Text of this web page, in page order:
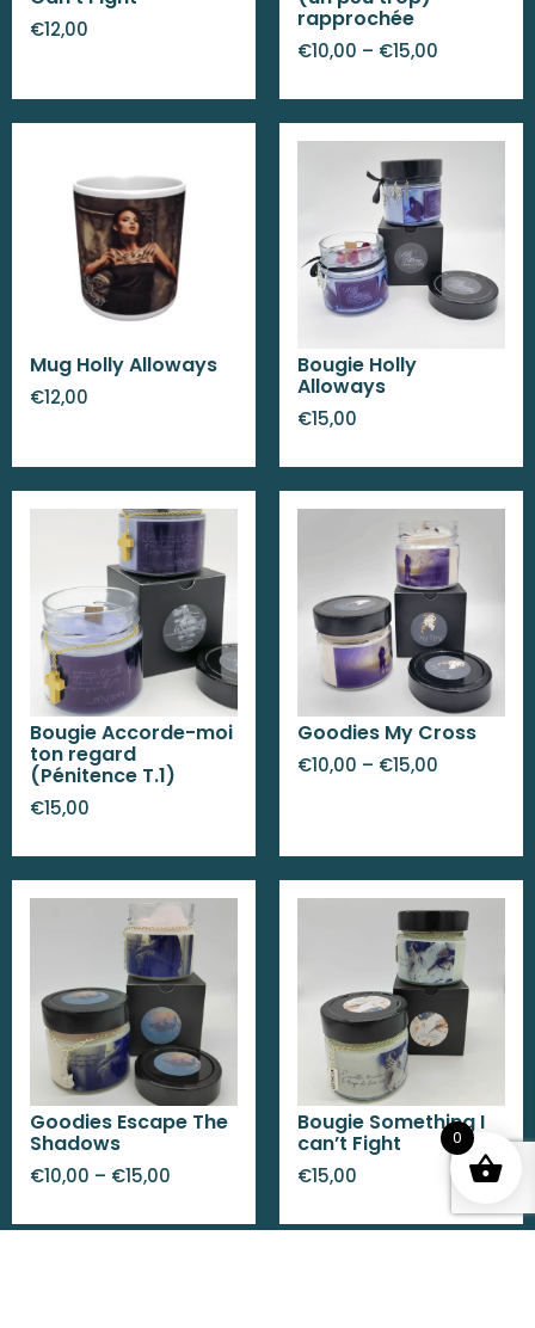
€12,00 rapprochée
€10,00 – €15,00
Mug Holly Alloways
€12,00
Bougie Holly
Alloways
€15,00
Bougie Accorde-moi
ton regard
(Pénitence T.1)
€15,00
Goodies My Cross
€10,00 – €15,00
Goodies Escape The
Shadows
€10,00 – €15,00
Bougie Something I
can’t Fight
€15,00
0